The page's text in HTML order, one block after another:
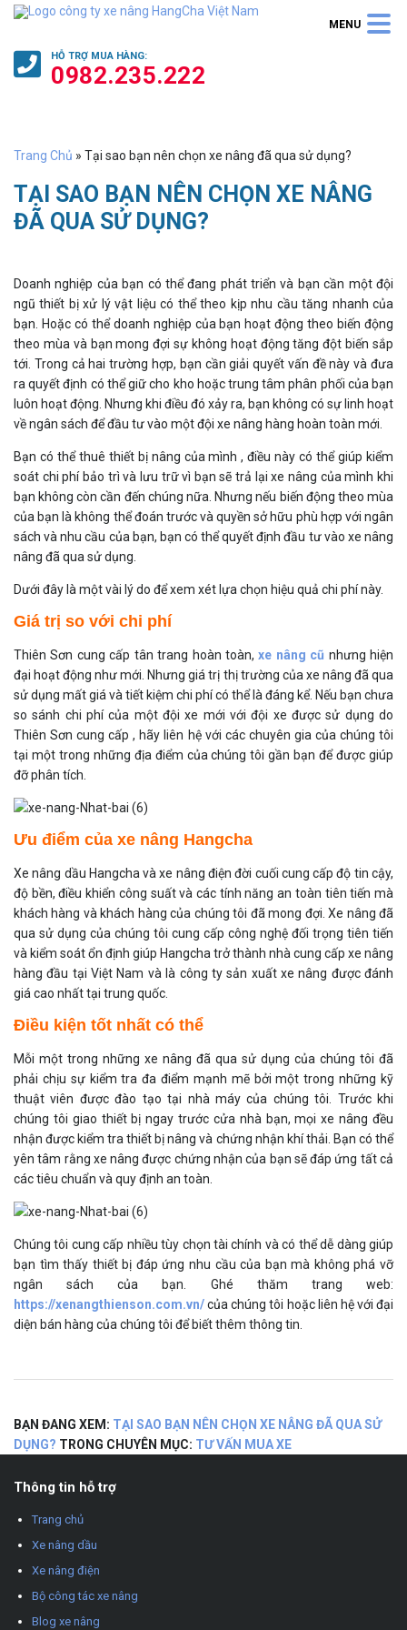
HỖ TRỢ MUA HÀNG:
0982.235.222
Trang Chủ » Tại sao bạn nên chọn xe nâng đã qua sử dụng?
TẠI SAO BẠN NÊN CHỌN XE NÂNG
ĐÃ QUA SỬ DỤNG?
Doanh nghiệp của bạn có thể đang phát triển và bạn cần một đội
ngũ thiết bị xử lý vật liệu có thể theo kịp nhu cầu tăng nhanh của
bạn. Hoặc có thể doanh nghiệp của bạn hoạt động theo biến động
theo mùa và bạn mong đợi sự không hoạt động tăng đột biến sắp
tới. Trong cả hai trường hợp, bạn cần giải quyết vấn đề này và đưa
ra quyết định có thể giữ cho kho hoặc trung tâm phân phối của bạn
luôn hoạt động. Nhưng khi điều đó xảy ra, bạn không có sự linh hoạt
về ngân sách để đầu tư vào một đội xe nâng hàng hoàn toàn mới.
Bạn có thểthuê thiết bị nâng của mình , điều này có thể giúp kiểm
soát chi phí bảo trì và lưu trữ vì bạn sẽ trả lại xe nâng của mình khi
bạn không còn cần đến chúng nữa. Nhưng nếu biến động theo mùa
của bạn là không thể đoán trước và quyền sở hữu phù hợp với ngân
sách và nhu cầu của bạn, bạn có thể quyết định đầu tư vào xe nâng
nâng đã qua sử dụng.
Dưới đây là một vài lý do để xem xét lựa chọn hiệu quả chi phí này.
Giá trị so với chi phí
Thiên Sơn cung cấp tân trang hoàn toàn,xe nâng cũ nhưng hiện
đại hoạt động như mới. Nhưng giá trị thị trường của xe nâng đã qua
sử dụng mất giá và tiết kiệm chi phí có thể là đáng kể. Nếu bạn chưa
so sánh chi phí của một đội xe mới với đội xe được sử dụng do
Thiên Sơncung cấp , hãy liên hệ với các chuyên gia của chúng tôi
tại một trong những địa điểm của chúng tôi gần bạn để được giúp
đỡ phân tích.
Ưu điểm của xe nâng Hangcha
Xe nâng dầu Hangcha và xe nâng điện đời cuối cung cấp độ tin cậy,
độ bền, điều khiển công suất và các tính năng an toàn tiên tiến mà
khách hàng và khách hàng của chúng tôi đã mong đợi. Xe nâng đã
qua sử dụng của chúng tôi cung cấp công nghệ đối trọng tiên tiến
và kiểm soát ổn định giúp Hangcha trở thành nhà cung cấp xe nâng
hàng đầu tại Việt Nam và là công ty sản xuất xe nâng được đánh
giá cao nhất tại trung quốc.
Điều kiện tốt nhất có thể
Mỗi một trong những xe nâng đã qua sử dụng của chúng tôi đã
phải chịu sự kiểm tra đa điểm mạnh mẽ bởi một trong những kỹ
thuật viên được đào tạo tại nhà máy của chúng tôi. Trước khi
chúng tôi giao thiết bị ngay trước cửa nhà bạn, mọi xe nâng đều
nhận được kiểm tra thiết bị nâng và chứng nhận khí thải. Bạn có thể
yên tâm rằng xe nâng được chứng nhận của bạn sẽ đáp ứng tất cả
các tiêu chuẩn và quy định an toàn.
Chúng tôi cung cấp nhiều tùy chọn tài chính và có thể dễ dàng giúp
bạn tìm thấy thiết bị đáp ứng nhu cầu của bạn mà không phá vỡ
ngân sách của bạn. Ghé thăm trang web:
https://xenangthienson.com.vn/của chúng tôi hoặc liên hệ với đại
diện bán hàng của chúng tôi để biết thêm thông tin.
BẠN ĐANG XEM: TẠI SAO BẠN NÊN CHỌN XE NÂNG ĐÃ QUA SỬ
DỤNG? TRONG CHUYÊN MỤC: TƯ VẤN MUA XE
Thông tin hỗ trợ
Trang chủ
Xe nâng dầu
Xe nâng điện
Bộ công tác xe nâng
Blog xe nâng